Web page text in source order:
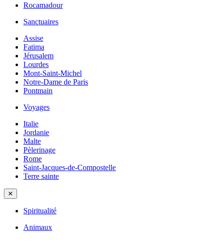
Rocamadour
Sanctuaires
Assise
Fatima
Jérusalem
Lourdes
Mont-Saint-Michel
Notre-Dame de Paris
Pontmain
Voyages
Italie
Jordanie
Malte
Pèlerinage
Rome
Saint-Jacques-de-Compostelle
Terre sainte
✕
Spiritualité
Animaux